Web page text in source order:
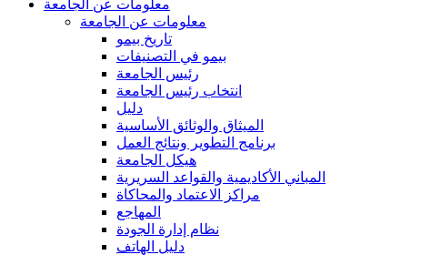
معلومات عن الجامعة
معلومات عن الجامعة
تاريخ بيمو
بيمو في التصنيفات
رئيس الجامعة
انتخاب رئيس الجامعة
دليل
الميثاق والوثائق الأساسية
برنامج التطوير ونتائج العمل
هيكل الجامعة
المباني الأكاديمية والقواعد السريرية
مراكز الاعتماد والمحاكاة
المهاجع
نظام إدارة الجودة
دليل الهاتف